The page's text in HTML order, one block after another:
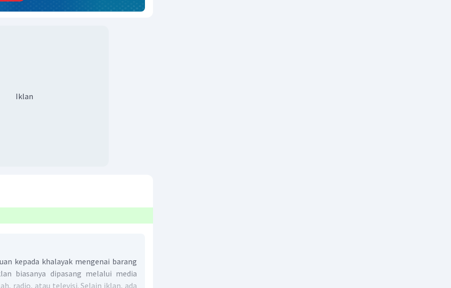
Iklan
kepada khalayak mengenai barang
biasanya dipasang melalui media
radio, atau televisi. Selain iklan, ada